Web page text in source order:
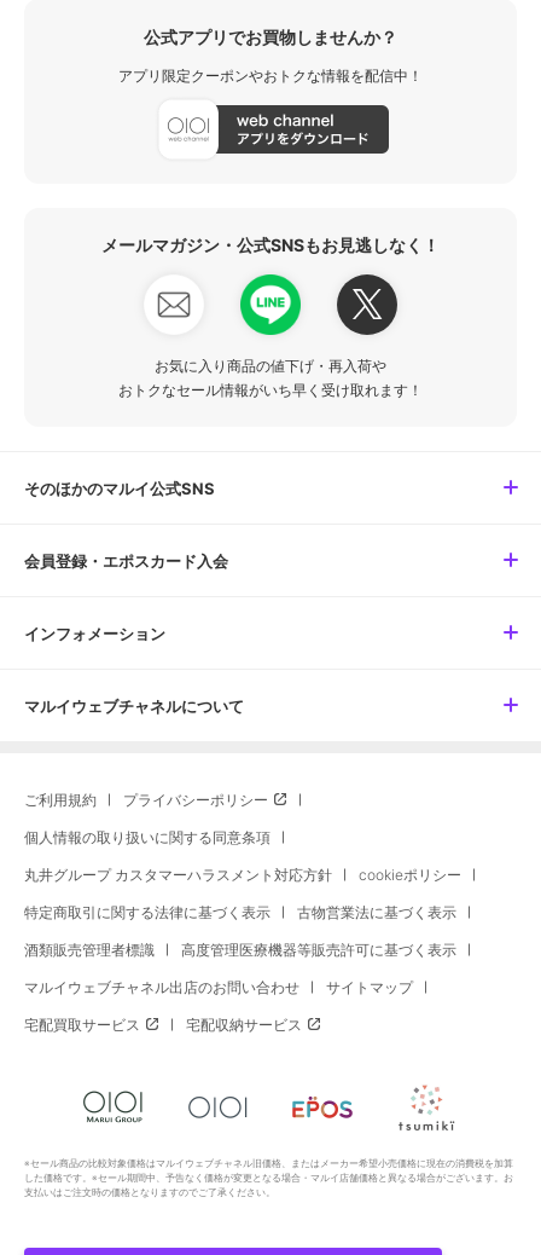
公式アプリでお買物しませんか？
アプリ限定クーポンやおトクな情報を配信中！
メールマガジン・公式SNSもお見逃しなく！
お気に入り商品の値下げ・再入荷や
おトクなセール情報がいち早く受け取れます！
そのほかのマルイ公式SNS
会員登録・エポスカード入会
インフォメーション
マルイウェブチャネルについて
ご利用規約 プライバシーポリシー
個人情報の取り扱いに関する同意条項
丸井グループ カスタマーハラスメント対応方針 cookieポリシー
特定商取引に関する法律に基づく表示 古物営業法に基づく表示
酒類販売管理者標識 高度管理医療機器等販売許可に基づく表示
マルイウェブチャネル出店のお問い合わせ サイトマップ
宅配買取サービス 宅配収納サービス
※セール商品の比較対象価格はマルイウェブチャネル旧価格、またはメーカー希望小売価格に現在の消費税を加算
した価格です。※セール期間中、予告なく価格が変更となる場合・マルイ店舗価格と異なる場合がございます。お
支払いはご注文時の価格となりますのでご了承ください。